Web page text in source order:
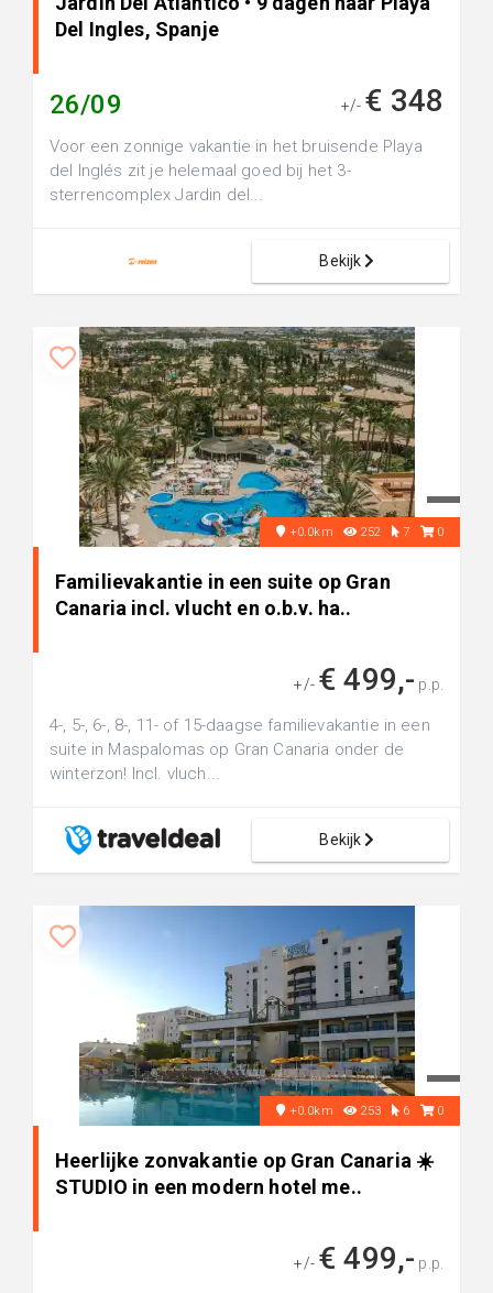
Del Ingles, Spanje
26/09 +/- € 348
Voor een zonnige vakantie in het bruisende Playa
del Inglés zit je helemaal goed bij het 3-
sterrencomplex Jardin del...
Bekijk
+0.0km 252 7 0
Familievakantie in een suite op Gran
Canaria incl. vlucht en o.b.v. ha..
+/- € 499,- p.p.
4-, 5-, 6-, 8-, 11- of 15-daagse familievakantie in een
suite in Maspalomas op Gran Canaria onder de
winterzon! Incl. vluch...
Bekijk
+0.0km 253 6 0
Heerlijke zonvakantie op Gran Canaria ☀️
STUDIO in een modern hotel me..
+/- € 499,- p.p.